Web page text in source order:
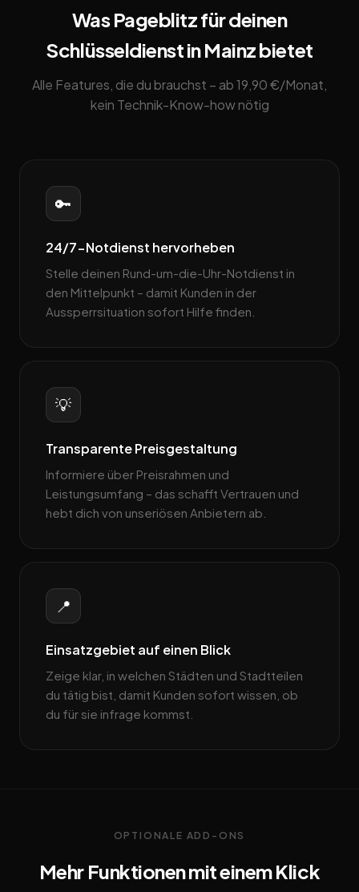
Was Pageblitz für deinen
Schlüsseldienst in Mainz bietet
Alle Features, die du brauchst – ab 19,90 €/Monat,
kein Technik-Know-how nötig
🔑
24/7-Notdienst hervorheben
Stelle deinen Rund-um-die-Uhr-Notdienst in
den Mittelpunkt – damit Kunden in der
Aussperrsituation sofort Hilfe finden.
💡
Transparente Preisgestaltung
Informiere über Preisrahmen und
Leistungsumfang – das schafft Vertrauen und
hebt dich von unseriösen Anbietern ab.
📍
Einsatzgebiet auf einen Blick
Zeige klar, in welchen Städten und Stadtteilen
du tätig bist, damit Kunden sofort wissen, ob
du für sie infrage kommst.
OPTIONALE ADD-ONS
Mehr Funktionen mit einem Klick